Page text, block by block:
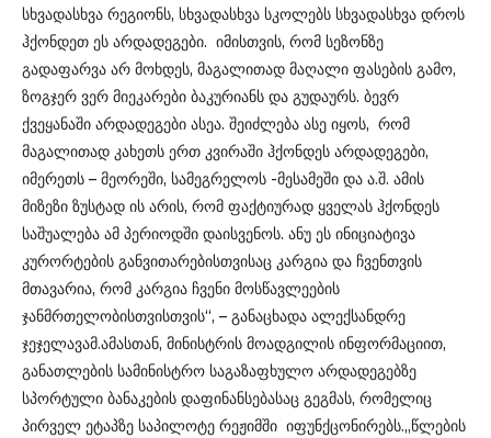
სხვადასხვა რეგიონს, სხვადასხვა სკოლებს სხვადასხვა დროს
ჰქონდეთ ეს არდადეგები. იმისთვის, რომ სეზონზე
გადაფარვა არ მოხდეს, მაგალითად მაღალი ფასების გამო,
ზოგჯერ ვერ მიეკარები ბაკურიანს და გუდაურს. ბევრ
ქვეყანაში არდადეგები ასეა. შეიძლება ასე იყოს, რომ
მაგალითად კახეთს ერთ კვირაში ჰქონდეს არდადეგები,
იმერეთს – მეორეში, სამეგრელოს -მესამეში და ა.შ. ამის
მიზეზი ზუსტად ის არის, რომ ფაქტიურად ყველას ჰქონდეს
საშუალება ამ პერიოდში დაისვენოს. ანუ ეს ინიციატივა
კურორტების განვითარებისთვისაც კარგია და ჩვენთვის
მთავარია, რომ კარგია ჩვენი მოსწავლეების
ჯანმრთელობისთვისთვის“, – განაცხადა ალექსანდრე
ჯეჯელავამ.ამასთან, მინისტრის მოადგილის ინფორმაციით,
განათლების სამინისტრო საგაზაფხულო არდადეგებზე
სპორტული ბანაკების დაფინანსებასაც გეგმას, რომელიც
პირველ ეტაპზე საპილოტე რეჟიმში იფუნქცონირებს.„წლების